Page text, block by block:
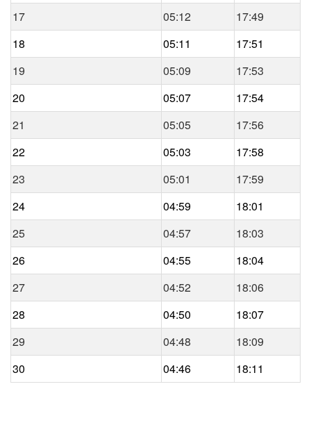
17
05:12
17:49
18
05:11
17:51
19
05:09
17:53
20
05:07
17:54
21
05:05
17:56
22
05:03
17:58
23
05:01
17:59
24
04:59
18:01
25
04:57
18:03
26
04:55
18:04
27
04:52
18:06
28
04:50
18:07
29
04:48
18:09
30
04:46 18:11